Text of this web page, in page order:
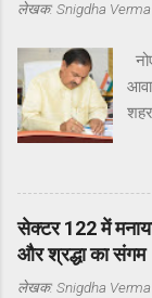
लेखक: Snigdha Verma
का
सेक्टर 122 में
और श्रद्धा का संगम
लेखक: Snigdha Verma